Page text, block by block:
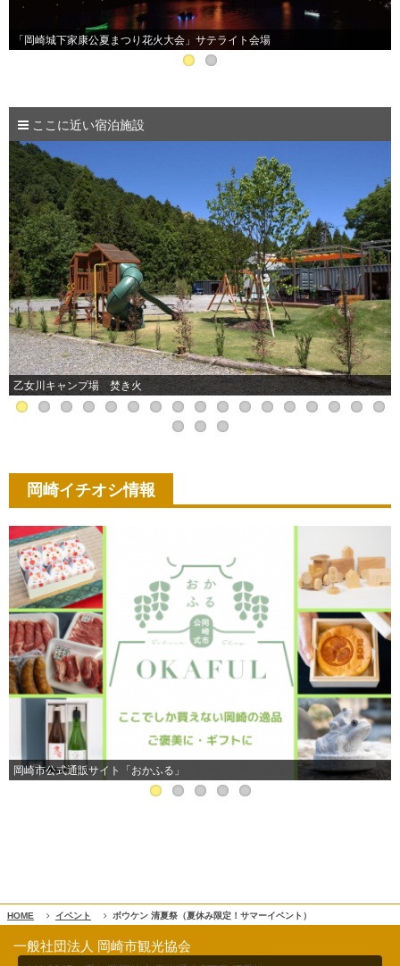
「岡崎城下家康公夏まつり花火大会」サテライト会場
ここに近い宿泊施設
乙女川キャンプ場 焚き火
岡崎イチオシ情報
岡崎市公式通販サイト「おかふる」
HOME イベント ボウケン 清夏祭（夏休み限定！サマーイベント）
一般社団法人 岡崎市観光協会